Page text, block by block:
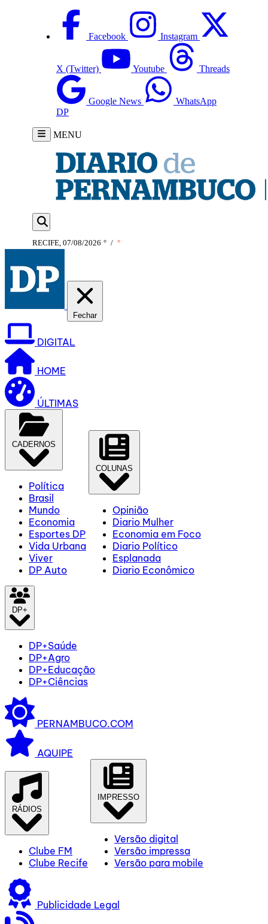
Facebook Instagram
X (Twitter) Youtube Threads
Google News
WhatsApp
DP
MENU
RECIFE, 07/08/2026 ° / °
Fechar
DIGITAL
HOME
ÚLTIMAS
CADERNOS
Política
Brasil
Mundo
Economia
Esportes DP
Vida Urbana
Viver
DP Auto
COLUNAS
Opinião
Diario Mulher
Economia em Foco
Diario Político
Esplanada
Diario Econômico
DP+
DP+Saúde
DP+Agro
DP+Educação
DP+Ciências
PERNAMBUCO.COM
AQUIPE
RÁDIOS
Clube FM
Clube Recife
IMPRESSO
Versão digital
Versão impressa
Versão para mobile
Publicidade Legal